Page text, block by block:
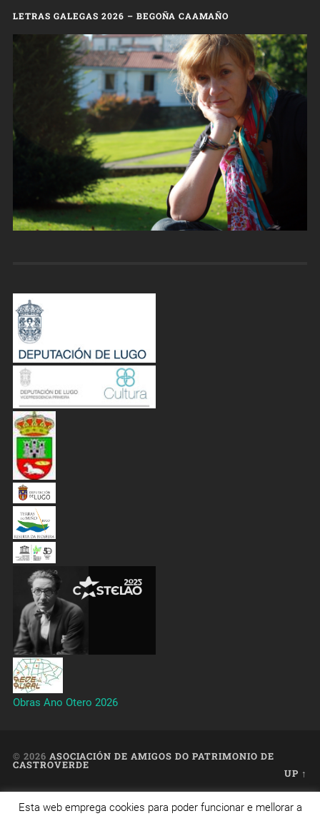
LETRAS GALEGAS 2026 – BEGOÑA CAAMAÑO
Obras Ano Otero 2026
© 2026 ASOCIACIÓN DE AMIGOS DO PATRIMONIO DE
CASTROVERDE
UP ↑
Esta web emprega cookies para poder funcionar e mellorar a